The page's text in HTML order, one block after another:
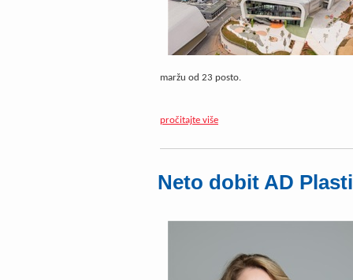
maržu od 23 posto.
pročitajte više
Neto dobit AD